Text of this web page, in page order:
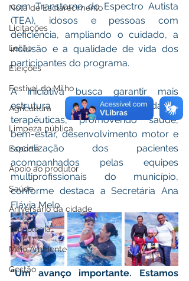
Nota de Esclarecimento
Licitações
Leilão
Eleições
Festival do Milho
Agricultura
Limpeza pública
Esporte
Apoio ao produtor
Saúde
Aniversário da cidade
Tecnologia
Meio Ambiente
Gestão
com Transtorno do Espectro Autista
(TEA), idosos e pessoas com
deficiência, ampliando o cuidado, a
inclusão e a qualidade de vida dos
participantes do programa.
A iniciativa busca garantir mais
estrutura para as atividades
terapêuticas, promovendo saúde,
bem-estar, desenvolvimento motor e
socialização dos pacientes
acompanhados pelas equipes
multiprofissionais do município,
conforme destaca a Secretária Ana
Flávia Melo.
“Um avanço importante. Estamos